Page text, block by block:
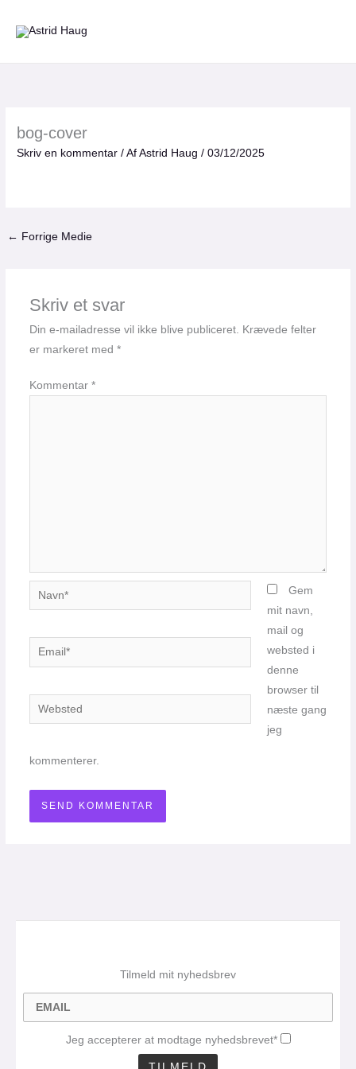
bog-cover
Skriv en kommentar / AfAstrid Haug/03/12/2025
← Forrige Medie
Skriv et svar
Din e-mailadresse vil ikke blive publiceret. Krævede felter
er markeret med *
Kommentar *
Navn*
Email*
Websted
Gem
mit navn,
mail og
websted i
denne
browser til
næste gang
jeg
kommenterer.
Tilmeld mit nyhedsbrev
Jeg accepterer at modtage nyhedsbrevet*